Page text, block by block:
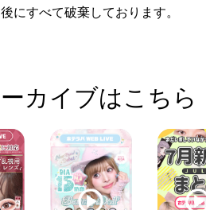
にすべて破棄しております。
カイブはこちら